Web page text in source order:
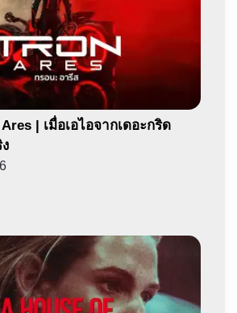
| เมื่อเอไอจากเดอะกริด